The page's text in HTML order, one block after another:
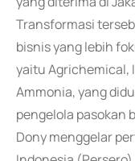
Transformasi
bisnis yang lebih
yaitu Agrichemical,
Ammonia, yang
pengelola pasokan
Dony menggelar